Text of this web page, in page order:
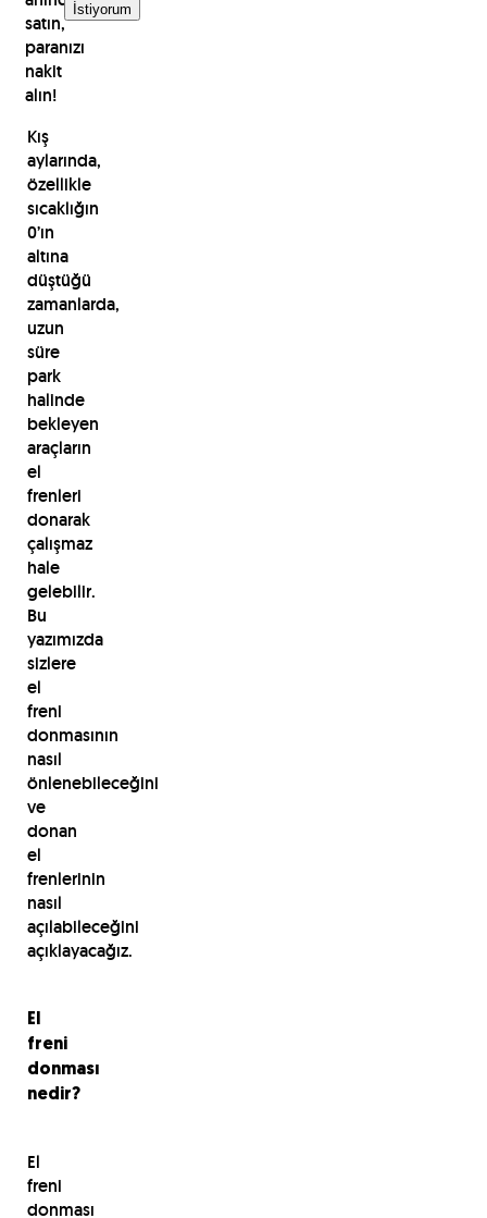
satın,
paranızı
nakit
alın!
İstiyorum
Kış
aylarında,
özellikle
sıcaklığın
0’ın
altına
düştüğü
zamanlarda,
uzun
süre
park
halinde
bekleyen
araçların
el
frenleri
donarak
çalışmaz
hale
gelebilir.
Bu
yazımızda
sizlere
el
freni
donmasının
nasıl
önlenebileceğini
ve
donan
el
frenlerinin
nasıl
açılabileceğini
açıklayacağız.
El
freni
donması
nedir?
El
freni
donması